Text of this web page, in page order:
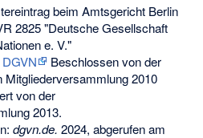
beim Amtsgericht Berlin
2825 "Deutsche Gesellschaft
e. V."
Beschlossen von der
Mitgliederversammlung 2010
von der
2013.
dgvn.de. 2024, abgerufen am